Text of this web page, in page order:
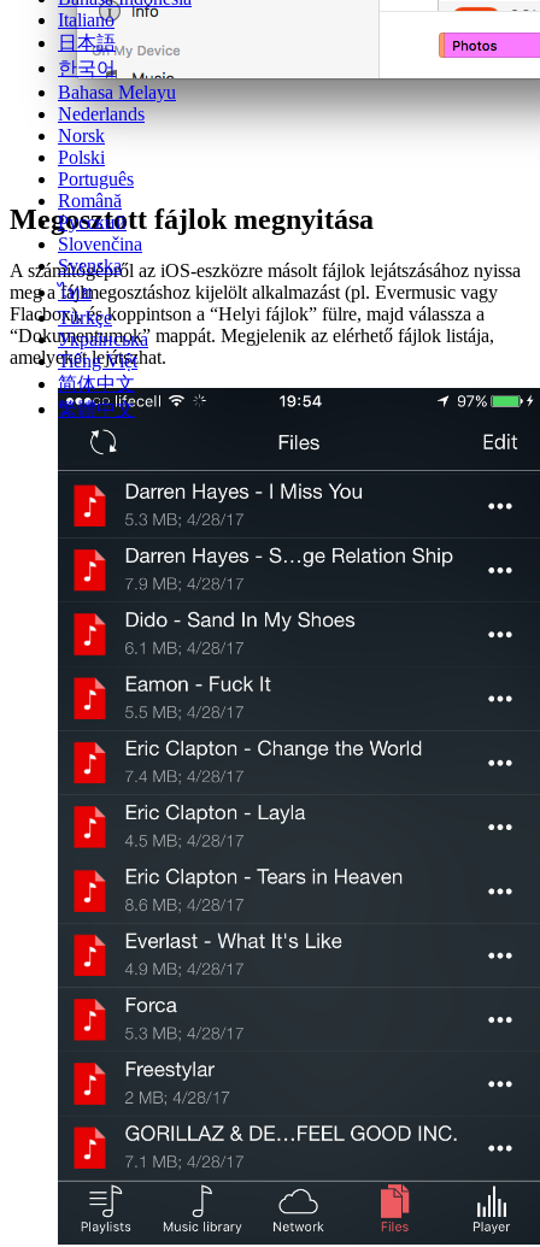
Italiano
日本語
한국어
Bahasa Melayu
Nederlands
Norsk
Polski
Português
Română
Русский
Slovenčina
Svenska
ไทย
Türkçe
Українська
Tiếng Việt
简体中文
繁體中文
Megosztott fájlok megnyitása
A számítógépről az iOS-eszközre másolt fájlok lejátszásához nyissa
meg a fájlmegosztáshoz kijelölt alkalmazást (pl. Evermusic vagy
Flacbox), és koppintson a “Helyi fájlok” fülre, majd válassza a
“Dokumentumok” mappát. Megjelenik az elérhető fájlok listája,
amelyeket lejátszhat.